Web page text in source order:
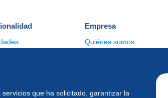
que ha solicitado, garantizar la
Empresa
Quiénes somos